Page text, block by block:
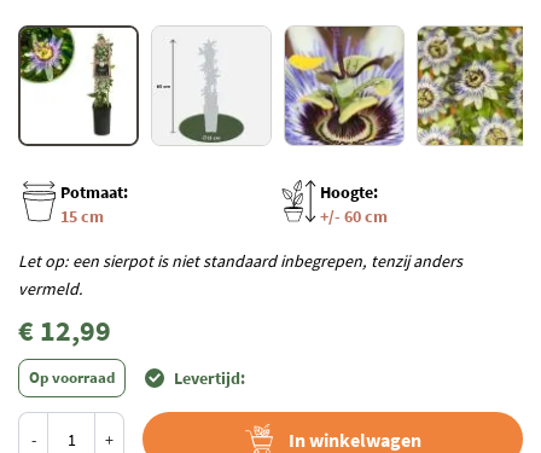
Potmaat:
15 cm
Hoogte:
+/- 60 cm
Let op: een sierpot is niet standaard inbegrepen, tenzij anders
vermeld.
€ 12,99
- + In winkelwagen
Op voorraad Levertijd: